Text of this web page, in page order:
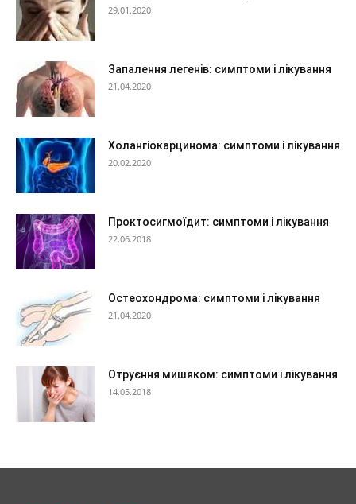
29.01.2020
Запалення легенів: симптоми і лікування
21.04.2020
Холангіокарцинома: симптоми і лікування
20.02.2020
Проктосигмоїдит: симптоми і лікування
22.06.2018
Остеохондрома: симптоми і лікування
21.04.2020
Отруєння мишяком: симптоми і лікування
14.05.2018